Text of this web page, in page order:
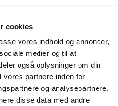
cookies
vores indhold og annoncer,
medier og til at
også oplysninger om din
vores partnere inden for
og analysepartnere.
disse data med andre
tv-format udfordrer